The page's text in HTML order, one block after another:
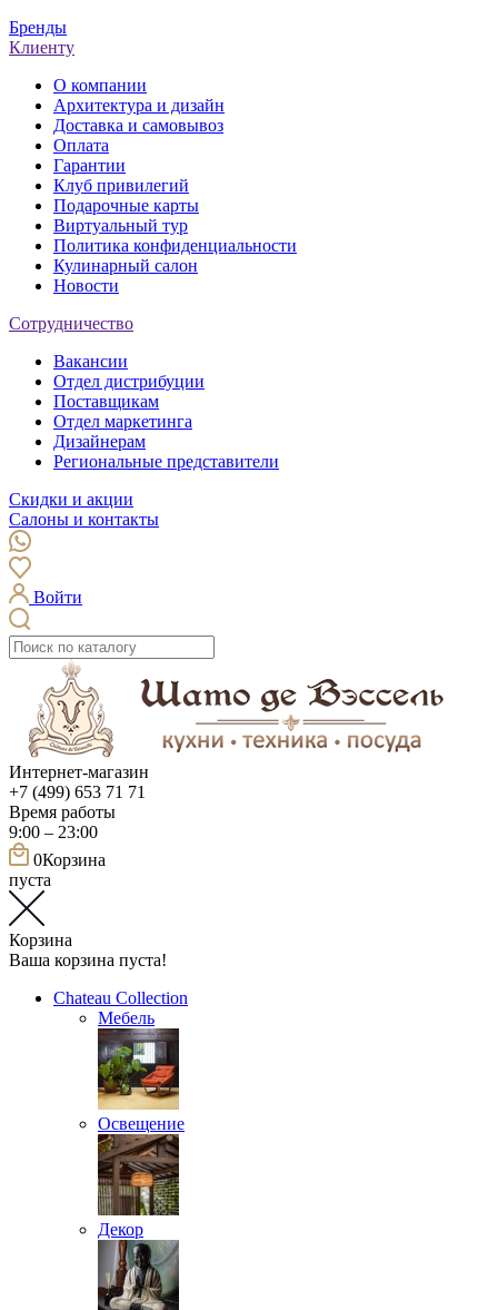
Бренды
Клиенту
О компании
Архитектура и дизайн
Доставка и самовывоз
Оплата
Гарантии
Клуб привилегий
Подарочные карты
Виртуальный тур
Политика конфиденциальности
Кулинарный салон
Новости
Сотрудничество
Вакансии
Отдел дистрибуции
Поставщикам
Отдел маркетинга
Дизайнерам
Региональные представители
Скидки и акции
Салоны и контакты
Войти
Интернет-магазин
+7 (499) 653 71 71
Время работы
9:00 – 23:00
0Корзина
пуста
Корзина
Ваша корзина пуста!
Chateau Collection
Мебель
Освещение
Декор